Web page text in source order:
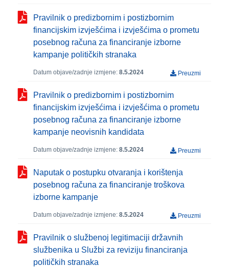
Pravilnik o predizbornim i postizbornim
financijskim izvješćima i izvješćima o prometu
posebnog računa za financiranje izborne
kampanje političkih stranaka
Datum objave/zadnje izmjene: 8.5.2024 Preuzmi
Pravilnik o predizbornim i postizbornim
financijskim izvješćima i izvješćima o prometu
posebnog računa za financiranje izborne
kampanje neovisnih kandidata
Datum objave/zadnje izmjene: 8.5.2024 Preuzmi
Naputak o postupku otvaranja i korištenja
posebnog računa za financiranje troškova
izborne kampanje
Datum objave/zadnje izmjene: 8.5.2024 Preuzmi
Pravilnik o službenoj legitimaciji državnih
službenika u Službi za reviziju financiranja
političkih stranaka